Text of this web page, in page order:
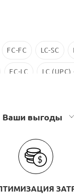
FC-FC LC-SC
FC-LC LC (UPC)
Ваши выгоды